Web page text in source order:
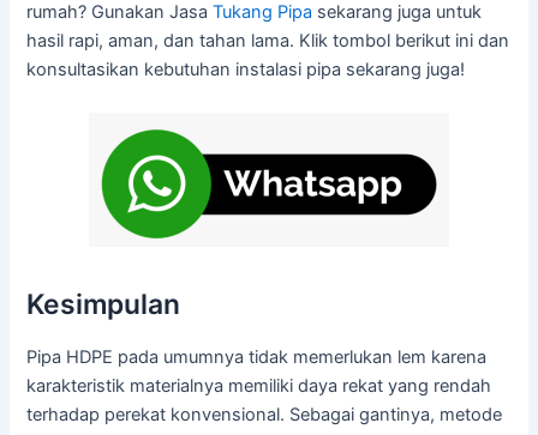
rumah? Gunakan JasaTukang Pipa sekarang juga untuk
hasil rapi, aman, dan tahan lama. Klik tombol berikut ini dan
konsultasikan kebutuhan instalasi pipa sekarang juga!
Kesimpulan
Pipa HDPE pada umumnya tidak memerlukan lem karena
karakteristik materialnya memiliki daya rekat yang rendah
terhadap perekat konvensional. Sebagai gantinya, metode